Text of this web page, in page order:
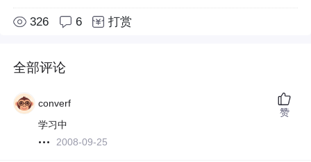
326 6 打赏
全部评论
converf
学习中
2008-09-25
赞